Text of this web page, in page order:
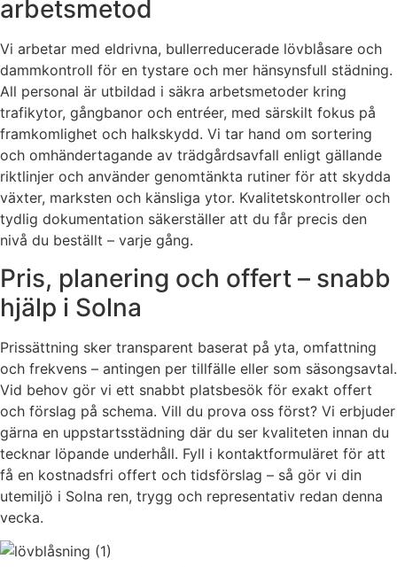
arbetsmetod
Vi arbetar med eldrivna, bullerreducerade lövblåsare och
dammkontroll för en tystare och mer hänsynsfull städning.
All personal är utbildad i säkra arbetsmetoder kring
trafikytor, gångbanor och entréer, med särskilt fokus på
framkomlighet och halkskydd. Vi tar hand om sortering
och omhändertagande av trädgårdsavfall enligt gällande
riktlinjer och använder genomtänkta rutiner för att skydda
växter, marksten och känsliga ytor. Kvalitetskontroller och
tydlig dokumentation säkerställer att du får precis den
nivå du beställt – varje gång.
Pris, planering och offert – snabb
hjälp i Solna
Prissättning sker transparent baserat på yta, omfattning
och frekvens – antingen per tillfälle eller som säsongsavtal.
Vid behov gör vi ett snabbt platsbesök för exakt offert
och förslag på schema. Vill du prova oss först? Vi erbjuder
gärna en uppstartsstädning där du ser kvaliteten innan du
tecknar löpande underhåll. Fyll i kontaktformuläret för att
få en kostnadsfri offert och tidsförslag – så gör vi din
utemiljö i Solna ren, trygg och representativ redan denna
vecka.